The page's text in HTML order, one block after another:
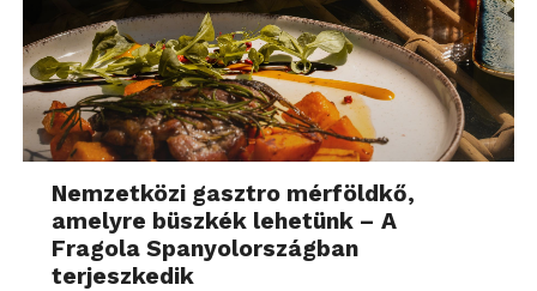
Nemzetközi gasztro mérföldkő,
amelyre büszkék lehetünk – A
Fragola Spanyolországban
terjeszkedik